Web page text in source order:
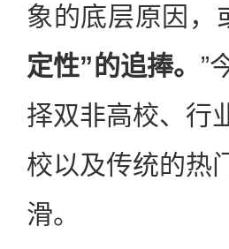
象的底层原因，
定性”的追捧。 ”
择双非高校、行
校以及传统的热
滑。